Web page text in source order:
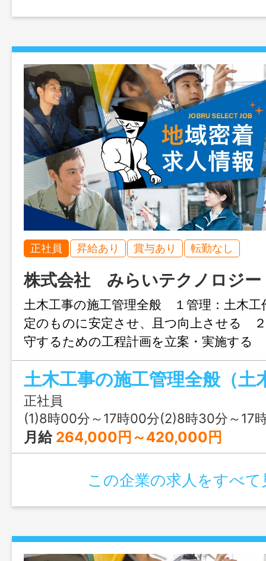
正社員 昇給あり 賞与あり 転勤なし
株式会社 みらいテクノロジー
土木工事の施工管理全般 １管理：土木工
定のものに安定させ、且つ向上させる
守するための工程計画を立案・実施す
を引き起こさないための計画、実行をす
作成や実行予算作成をする。発注者の要
る。 ＊現場によっては県外へ長期出張
ます。 ＊未経験者は、現場に入りなが
覚えて頂きます。 変更範囲：変更なし
正社員
(1)8時00分～17時00分(2)8時30分～17
月給 264,000円～420,000円
この企業の求人をすべて